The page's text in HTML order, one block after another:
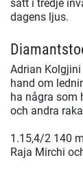
satt i tredje
dagens ljus.
Adrian
hand om
ha några som
och andra
1.15,4/2 140
Raja Mirchi